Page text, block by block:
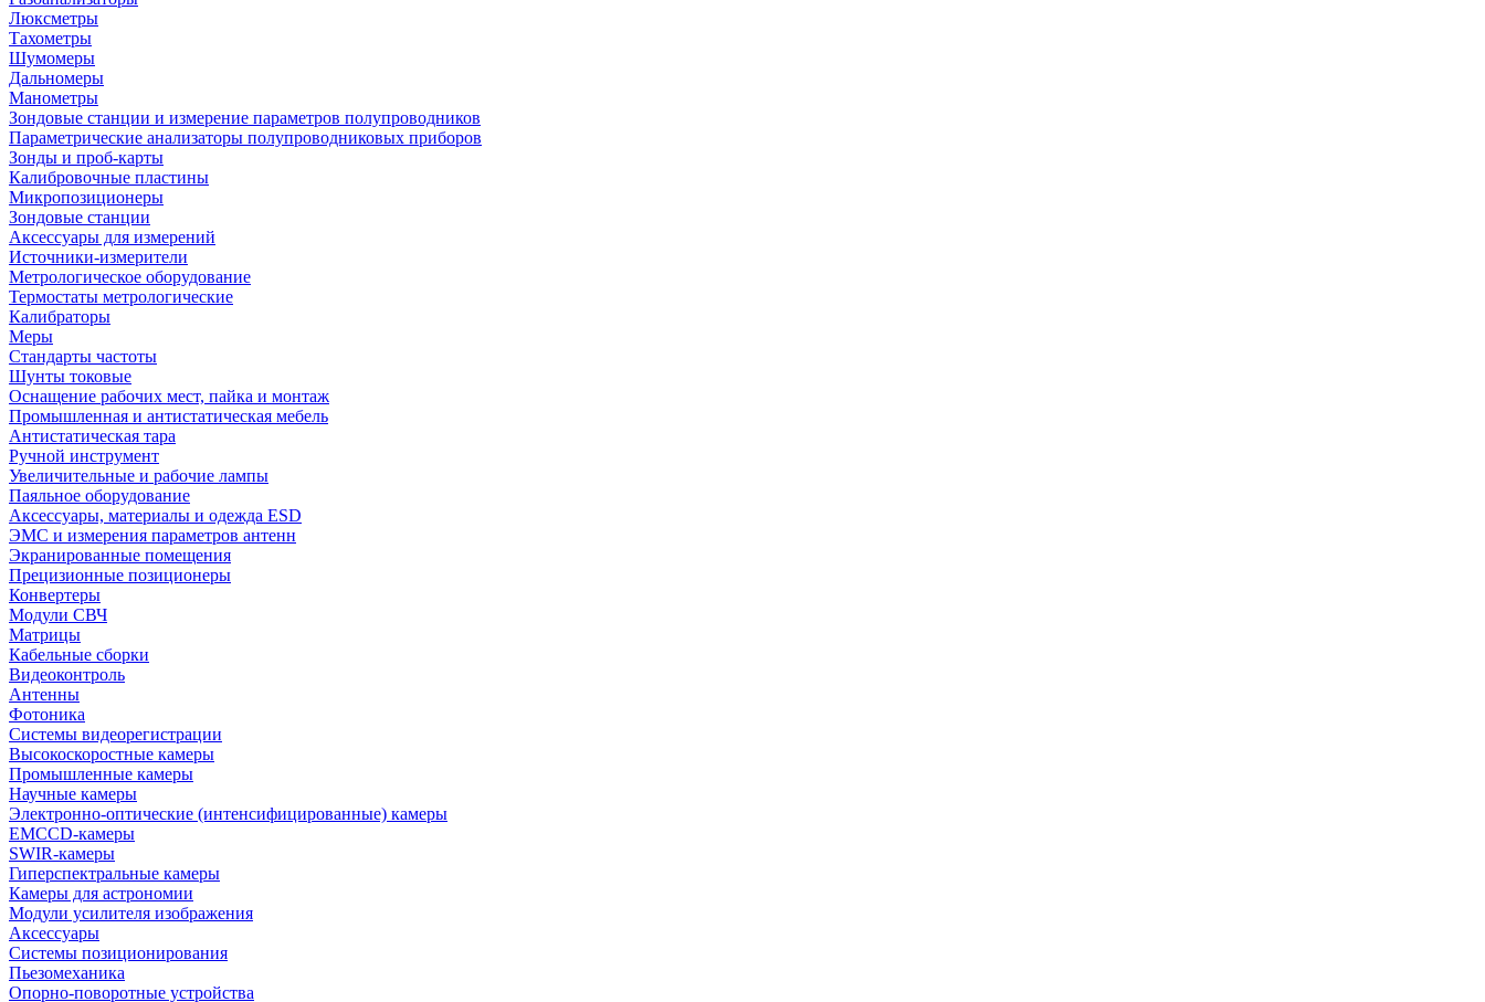
Люксметры
Тахометры
Шумомеры
Дальномеры
Манометры
Зондовые станции и измерение параметров полупроводников
Параметрические анализаторы полупроводниковых приборов
Зонды и проб-карты
Калибровочные пластины
Микропозиционеры
Зондовые станции
Аксессуары для измерений
Источники-измерители
Метрологическое оборудование
Термостаты метрологические
Калибраторы
Меры
Стандарты частоты
Шунты токовые
Оснащение рабочих мест, пайка и монтаж
Промышленная и антистатическая мебель
Антистатическая тара
Ручной инструмент
Увеличительные и рабочие лампы
Паяльное оборудование
Аксессуары, материалы и одежда ESD
ЭМС и измерения параметров антенн
Экранированные помещения
Прецизионные позиционеры
Конвертеры
Модули СВЧ
Матрицы
Кабельные сборки
Видеоконтроль
Антенны
Фотоника
Cистемы видеорегистрации
Высокоскоростные камеры
Промышленные камеры
Научные камеры
Электронно-оптические (интенсифицированные) камеры
EMCCD-камеры
SWIR-камеры
Гиперспектральные камеры
Камеры для астрономии
Модули усилителя изображения
Аксессуары
Системы позиционирования
Пьезомеханика
Опорно-поворотные устройства